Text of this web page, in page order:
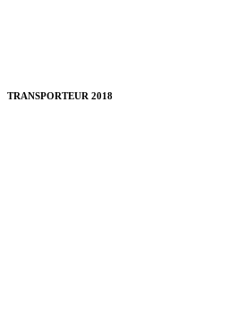
TRANSPORTEUR 2018